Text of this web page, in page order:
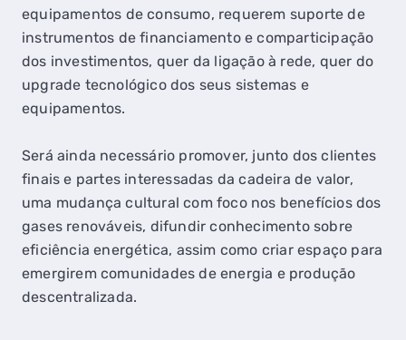
equipamentos de consumo, requerem suporte de
instrumentos de financiamento e comparticipação
dos investimentos, quer da ligação à rede, quer do
upgrade tecnológico dos seus sistemas e
equipamentos.
Será ainda necessário promover, junto dos clientes
finais e partes interessadas da cadeira de valor,
uma mudança cultural com foco nos benefícios dos
gases renováveis, difundir conhecimento sobre
eficiência energética, assim como criar espaço para
emergirem comunidades de energia e produção
descentralizada.